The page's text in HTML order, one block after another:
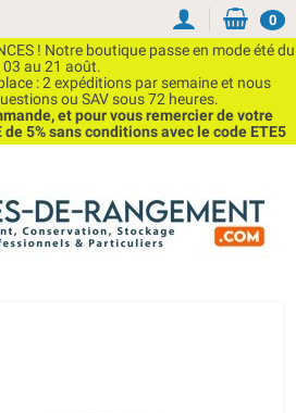
! Notre boutique passe en mode été du
03 au 21 août.
: 2 expéditions par semaine et nous
ou SAV sous 72 heures.
et pour vous remercier de votre
5% sans conditions avec le code ETE5
0